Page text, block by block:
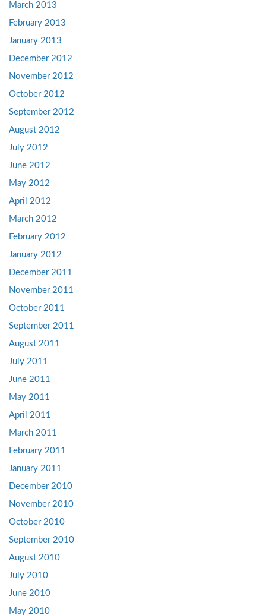
March 2013
February 2013
January 2013
December 2012
November 2012
October 2012
September 2012
August 2012
July 2012
June 2012
May 2012
April 2012
March 2012
February 2012
January 2012
December 2011
November 2011
October 2011
September 2011
August 2011
July 2011
June 2011
May 2011
April 2011
March 2011
February 2011
January 2011
December 2010
November 2010
October 2010
September 2010
August 2010
July 2010
June 2010
May 2010